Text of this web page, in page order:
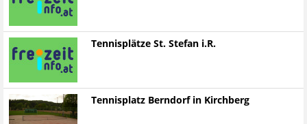
Tennisplätze St. Stefan i.R.
Tennisplatz Berndorf in Kirchberg